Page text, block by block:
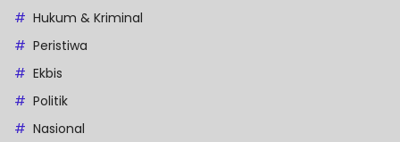
Hukum & Kriminal
Peristiwa
Ekbis
Politik
Nasional